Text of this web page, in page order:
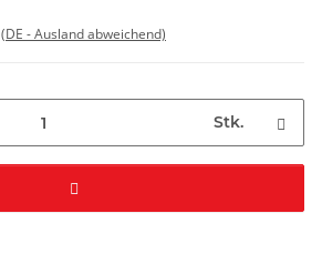
(DE - Ausland abweichend)
Stk.